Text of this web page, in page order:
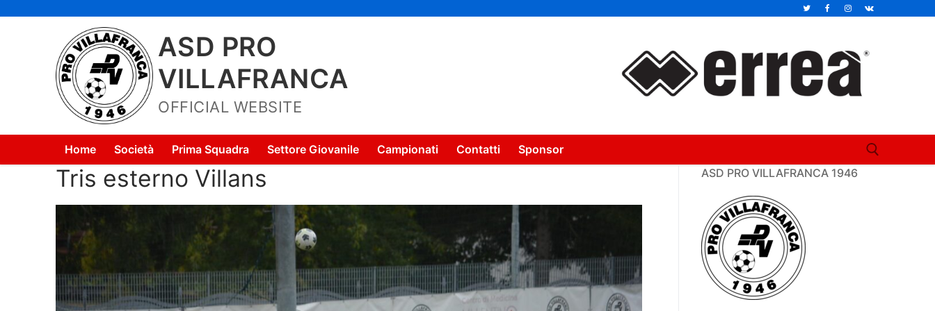
ASD PRO
VILLAFRANCA
OFFICIAL WEBSITE
Home Società Prima Squadra Settore Giovanile Campionati Contatti Sponsor
Tris esterno Villans ASD PRO VILLAFRANCA 1946